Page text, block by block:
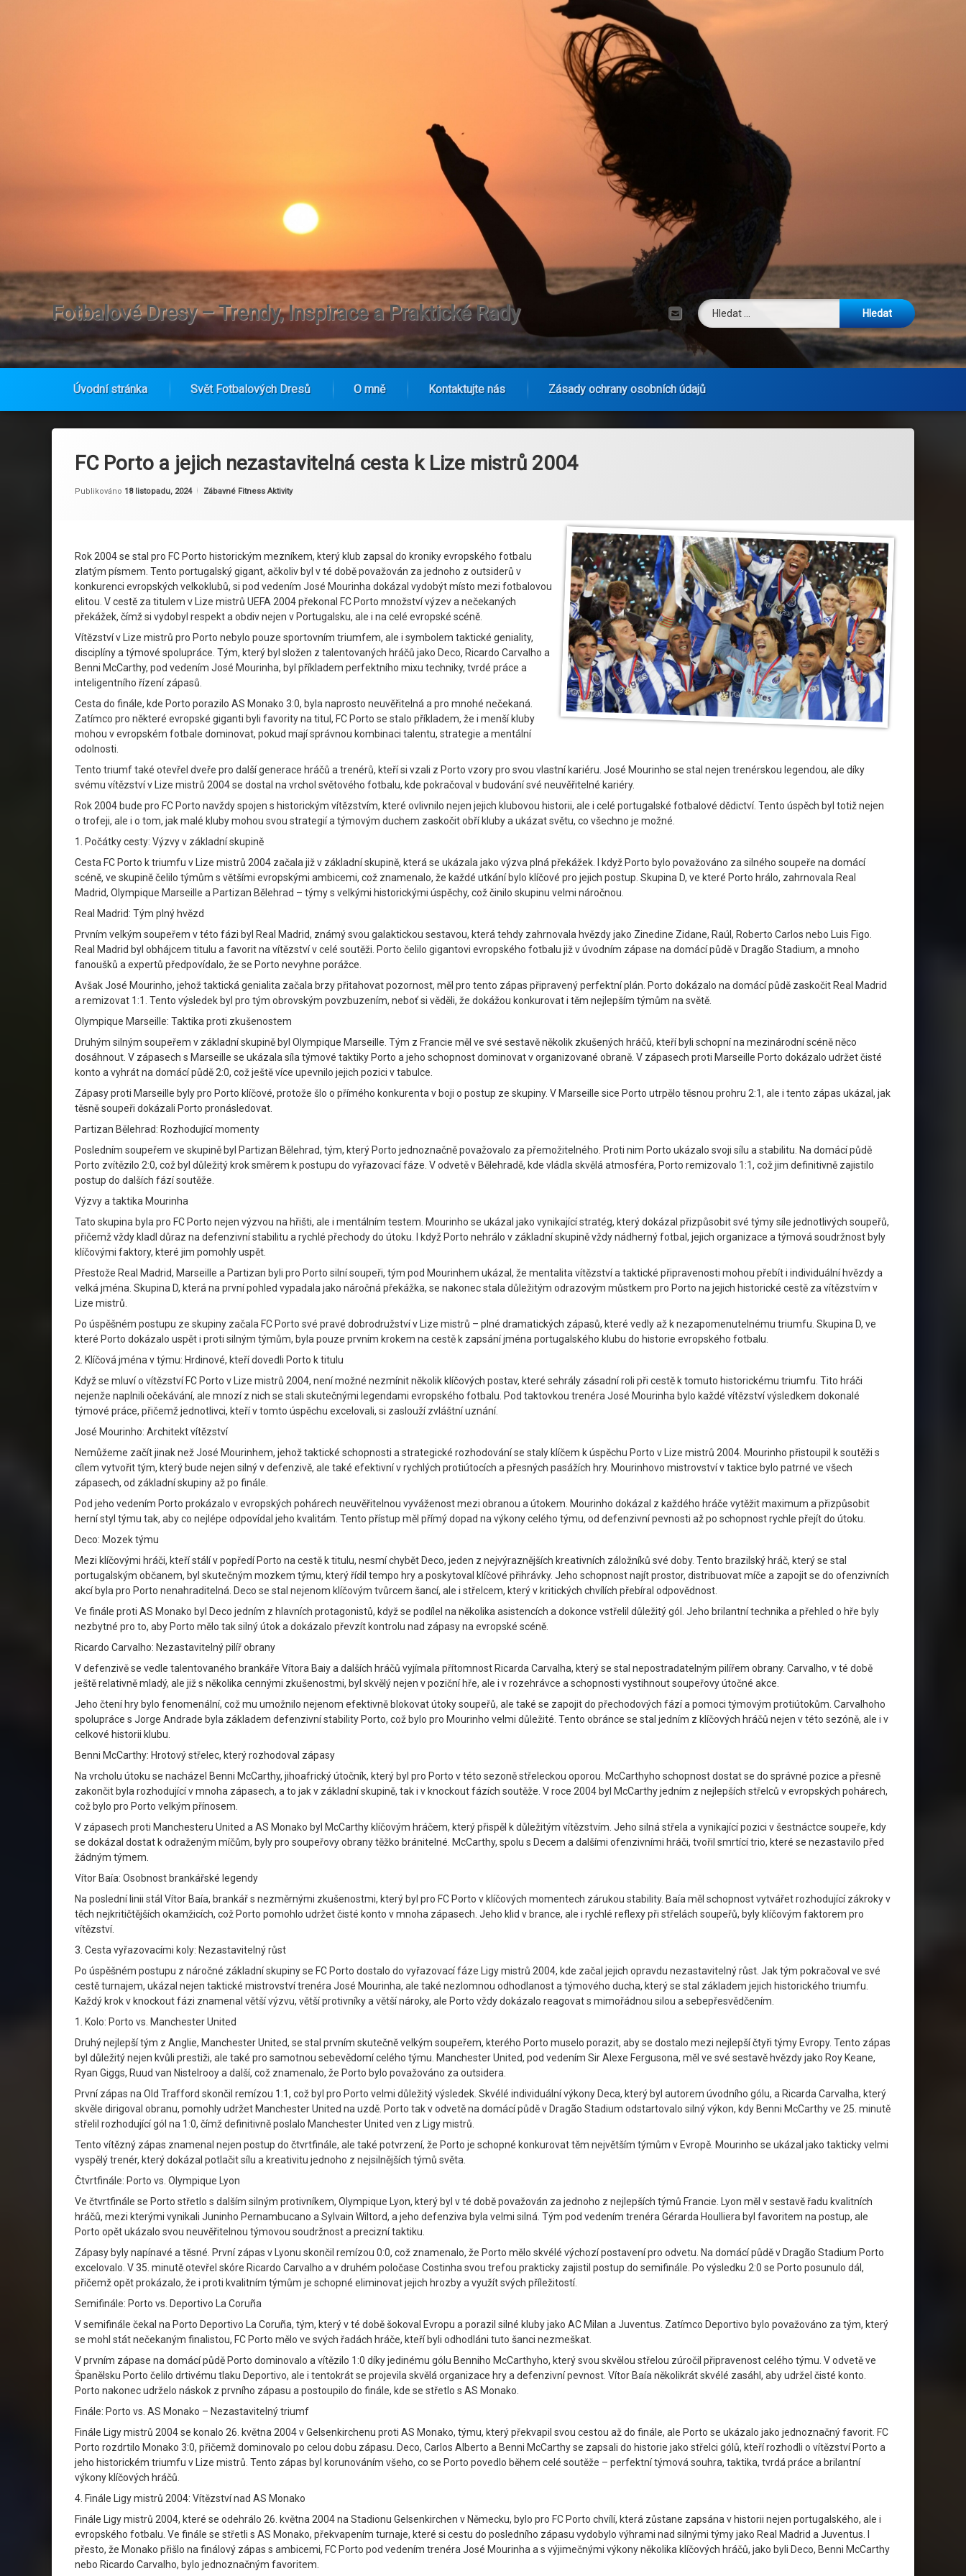
Fotbalové Dresy – Trendy, Inspirace a Praktické Rady Tel: E-mail
Vyhledávání
Úvodní stránka Svět Fotbalových Dresů O mně Kontaktujte nás Zásady ochrany osobních údajů
FC Porto a jejich nezastavitelná cesta k Lize mistrů 2004
Publikováno 18 listopadu, 2024
Od Ruby
Kategorie:
Zábavné Fitness Aktivity
Rok 2004 se stal pro FC Porto historickým mezníkem, který klub zapsal do kroniky evropského fotbalu
zlatým písmem. Tento portugalský gigant, ačkoliv byl v té době považován za jednoho z outsiderů v
konkurenci evropských velkoklubů, si pod vedením José Mourinha dokázal vydobýt místo mezi fotbalovou
elitou. V cestě za titulem v Lize mistrů UEFA 2004 překonal FC Porto množství výzev a nečekaných
překážek, čímž si vydobyl respekt a obdiv nejen v Portugalsku, ale i na celé evropské scéně.
Vítězství v Lize mistrů pro Porto nebylo pouze sportovním triumfem, ale i symbolem taktické geniality,
disciplíny a týmové spolupráce. Tým, který byl složen z talentovaných hráčů jako Deco, Ricardo Carvalho a
Benni McCarthy, pod vedením José Mourinha, byl příkladem perfektního mixu techniky, tvrdé práce a
inteligentního řízení zápasů.
Cesta do finále, kde Porto porazilo AS Monako 3:0, byla naprosto neuvěřitelná a pro mnohé nečekaná.
Zatímco pro některé evropské giganti byli favority na titul, FC Porto se stalo příkladem, že i menší kluby
mohou v evropském fotbale dominovat, pokud mají správnou kombinaci talentu, strategie a mentální
odolnosti.
Tento triumf také otevřel dveře pro další generace hráčů a trenérů, kteří si vzali z Porto vzory pro svou vlastní kariéru. José Mourinho se stal nejen trenérskou legendou, ale díky
svému vítězství v Lize mistrů 2004 se dostal na vrchol světového fotbalu, kde pokračoval v budování své neuvěřitelné kariéry.
Rok 2004 bude pro FC Porto navždy spojen s historickým vítězstvím, které ovlivnilo nejen jejich klubovou historii, ale i celé portugalské fotbalové dědictví. Tento úspěch byl totiž nejen
o trofeji, ale i o tom, jak malé kluby mohou svou strategií a týmovým duchem zaskočit obří kluby a ukázat světu, co všechno je možné.
1. Počátky cesty: Výzvy v základní skupině
Cesta FC Porto k triumfu v Lize mistrů 2004 začala již v základní skupině, která se ukázala jako výzva plná překážek. I když Porto bylo považováno za silného soupeře na domácí
scéně, ve skupině čelilo týmům s většími evropskými ambicemi, což znamenalo, že každé utkání bylo klíčové pro jejich postup. Skupina D, ve které Porto hrálo, zahrnovala Real
Madrid, Olympique Marseille a Partizan Bělehrad – týmy s velkými historickými úspěchy, což činilo skupinu velmi náročnou.
Real Madrid: Tým plný hvězd
Prvním velkým soupeřem v této fázi byl Real Madrid, známý svou galaktickou sestavou, která tehdy zahrnovala hvězdy jako Zinedine Zidane, Raúl, Roberto Carlos nebo Luis Figo.
Real Madrid byl obhájcem titulu a favorit na vítězství v celé soutěži. Porto čelilo gigantovi evropského fotbalu již v úvodním zápase na domácí půdě v Dragão Stadium, a mnoho
fanoušků a expertů předpovídalo, že se Porto nevyhne porážce.
Avšak José Mourinho, jehož taktická genialita začala brzy přitahovat pozornost, měl pro tento zápas připravený perfektní plán. Porto dokázalo na domácí půdě zaskočit Real Madrid
a remizovat 1:1. Tento výsledek byl pro tým obrovským povzbuzením, neboť si věděli, že dokážou konkurovat i těm nejlepším týmům na světě.
Olympique Marseille: Taktika proti zkušenostem
Druhým silným soupeřem v základní skupině byl Olympique Marseille. Tým z Francie měl ve své sestavě několik zkušených hráčů, kteří byli schopní na mezinárodní scéně něco
dosáhnout. V zápasech s Marseille se ukázala síla týmové taktiky Porto a jeho schopnost dominovat v organizované obraně. V zápasech proti Marseille Porto dokázalo udržet čisté
konto a vyhrát na domácí půdě 2:0, což ještě více upevnilo jejich pozici v tabulce.
Zápasy proti Marseille byly pro Porto klíčové, protože šlo o přímého konkurenta v boji o postup ze skupiny. V Marseille sice Porto utrpělo těsnou prohru 2:1, ale i tento zápas ukázal, jak
těsně soupeři dokázali Porto pronásledovat.
Partizan Bělehrad: Rozhodující momenty
Posledním soupeřem ve skupině byl Partizan Bělehrad, tým, který Porto jednoznačně považovalo za přemožitelného. Proti nim Porto ukázalo svoji sílu a stabilitu. Na domácí půdě
Porto zvítězilo 2:0, což byl důležitý krok směrem k postupu do vyřazovací fáze. V odvetě v Bělehradě, kde vládla skvělá atmosféra, Porto remizovalo 1:1, což jim definitivně zajistilo
postup do dalších fází soutěže.
Výzvy a taktika Mourinha
Tato skupina byla pro FC Porto nejen výzvou na hřišti, ale i mentálním testem. Mourinho se ukázal jako vynikající stratég, který dokázal přizpůsobit své týmy síle jednotlivých soupeřů,
přičemž vždy kladl důraz na defenzivní stabilitu a rychlé přechody do útoku. I když Porto nehrálo v základní skupině vždy nádherný fotbal, jejich organizace a týmová soudržnost byly
klíčovými faktory, které jim pomohly uspět.
Přestože Real Madrid, Marseille a Partizan byli pro Porto silní soupeři, tým pod Mourinhem ukázal, že mentalita vítězství a taktické připravenosti mohou přebít i individuální hvězdy a
velká jména. Skupina D, která na první pohled vypadala jako náročná překážka, se nakonec stala důležitým odrazovým můstkem pro Porto na jejich historické cestě za vítězstvím v
Lize mistrů.
Po úspěšném postupu ze skupiny začala FC Porto své pravé dobrodružství v Lize mistrů – plné dramatických zápasů, které vedly až k nezapomenutelnému triumfu. Skupina D, ve
které Porto dokázalo uspět i proti silným týmům, byla pouze prvním krokem na cestě k zapsání jména portugalského klubu do historie evropského fotbalu.
2. Klíčová jména v týmu: Hrdinové, kteří dovedli Porto k titulu
Když se mluví o vítězství FC Porto v Lize mistrů 2004, není možné nezmínit několik klíčových postav, které sehrály zásadní roli při cestě k tomuto historickému triumfu. Tito hráči
nejenže naplnili očekávání, ale mnozí z nich se stali skutečnými legendami evropského fotbalu. Pod taktovkou trenéra José Mourinha bylo každé vítězství výsledkem dokonalé
týmové práce, přičemž jednotlivci, kteří v tomto úspěchu excelovali, si zaslouží zvláštní uznání.
José Mourinho: Architekt vítězství
Nemůžeme začít jinak než José Mourinhem, jehož taktické schopnosti a strategické rozhodování se staly klíčem k úspěchu Porto v Lize mistrů 2004. Mourinho přistoupil k soutěži s
cílem vytvořit tým, který bude nejen silný v defenzivě, ale také efektivní v rychlých protiútocích a přesných pasážích hry. Mourinhovo mistrovství v taktice bylo patrné ve všech
zápasech, od základní skupiny až po finále.
Pod jeho vedením Porto prokázalo v evropských pohárech neuvěřitelnou vyváženost mezi obranou a útokem. Mourinho dokázal z každého hráče vytěžit maximum a přizpůsobit
herní styl týmu tak, aby co nejlépe odpovídal jeho kvalitám. Tento přístup měl přímý dopad na výkony celého týmu, od defenzivní pevnosti až po schopnost rychle přejít do útoku.
Deco: Mozek týmu
Mezi klíčovými hráči, kteří stálí v popředí Porto na cestě k titulu, nesmí chybět Deco, jeden z nejvýraznějších kreativních záložníků své doby. Tento brazilský hráč, který se stal
portugalským občanem, byl skutečným mozkem týmu, který řídil tempo hry a poskytoval klíčové přihrávky. Jeho schopnost najít prostor, distribuovat míče a zapojit se do ofenzivních
akcí byla pro Porto nenahraditelná. Deco se stal nejenom klíčovým tvůrcem šancí, ale i střelcem, který v kritických chvílích přebíral odpovědnost.
Ve finále proti AS Monako byl Deco jedním z hlavních protagonistů, když se podílel na několika asistencích a dokonce vstřelil důležitý gól. Jeho brilantní technika a přehled o hře byly
nezbytné pro to, aby Porto mělo tak silný útok a dokázalo převzít kontrolu nad zápasy na evropské scéně.
Ricardo Carvalho: Nezastavitelný pilíř obrany
V defenzivě se vedle talentovaného brankáře Vítora Baiy a dalších hráčů vyjímala přítomnost Ricarda Carvalha, který se stal nepostradatelným pilířem obrany. Carvalho, v té době
ještě relativně mladý, ale již s několika cennými zkušenostmi, byl skvělý nejen v poziční hře, ale i v rozehrávce a schopnosti vystihnout soupeřovy útočné akce.
Jeho čtení hry bylo fenomenální, což mu umožnilo nejenom efektivně blokovat útoky soupeřů, ale také se zapojit do přechodových fází a pomoci týmovým protiútokům. Carvalhoho
spolupráce s Jorge Andrade byla základem defenzivní stability Porto, což bylo pro Mourinho velmi důležité. Tento obránce se stal jedním z klíčových hráčů nejen v této sezóně, ale i v
celkové historii klubu.
Benni McCarthy: Hrotový střelec, který rozhodoval zápasy
Na vrcholu útoku se nacházel Benni McCarthy, jihoafrický útočník, který byl pro Porto v této sezoně střeleckou oporou. McCarthyho schopnost dostat se do správné pozice a přesně
zakončit byla rozhodující v mnoha zápasech, a to jak v základní skupině, tak i v knockout fázích soutěže. V roce 2004 byl McCarthy jedním z nejlepších střelců v evropských pohárech,
což bylo pro Porto velkým přínosem.
V zápasech proti Manchesteru United a AS Monako byl McCarthy klíčovým hráčem, který přispěl k důležitým vítězstvím. Jeho silná střela a vynikající pozici v šestnáctce soupeře, kdy
se dokázal dostat k odraženým míčům, byly pro soupeřovy obrany těžko bránitelné. McCarthy, spolu s Decem a dalšími ofenzivními hráči, tvořil smrtící trio, které se nezastavilo před
žádným týmem.
Vítor Baía: Osobnost brankářské legendy
Na poslední linii stál Vítor Baía, brankář s nezměrnými zkušenostmi, který byl pro FC Porto v klíčových momentech zárukou stability. Baía měl schopnost vytvářet rozhodující zákroky v
těch nejkritičtějších okamžicích, což Porto pomohlo udržet čisté konto v mnoha zápasech. Jeho klid v brance, ale i rychlé reflexy při střelách soupeřů, byly klíčovým faktorem pro
vítězství.
3. Cesta vyřazovacími koly: Nezastavitelný růst
Po úspěšném postupu z náročné základní skupiny se FC Porto dostalo do vyřazovací fáze Ligy mistrů 2004, kde začal jejich opravdu nezastavitelný růst. Jak tým pokračoval ve své
cestě turnajem, ukázal nejen taktické mistrovství trenéra José Mourinha, ale také nezlomnou odhodlanost a týmového ducha, který se stal základem jejich historického triumfu.
Každý krok v knockout fázi znamenal větší výzvu, větší protivníky a větší nároky, ale Porto vždy dokázalo reagovat s mimořádnou silou a sebepřesvědčením.
1. Kolo: Porto vs. Manchester United
Druhý nejlepší tým z Anglie, Manchester United, se stal prvním skutečně velkým soupeřem, kterého Porto muselo porazit, aby se dostalo mezi nejlepší čtyři týmy Evropy. Tento zápas
byl důležitý nejen kvůli prestiži, ale také pro samotnou sebevědomí celého týmu. Manchester United, pod vedením Sir Alexe Fergusona, měl ve své sestavě hvězdy jako Roy Keane,
Ryan Giggs, Ruud van Nistelrooy a další, což znamenalo, že Porto bylo považováno za outsidera.
První zápas na Old Trafford skončil remízou 1:1, což byl pro Porto velmi důležitý výsledek. Skvélé individuální výkony Deca, který byl autorem úvodního gólu, a Ricarda Carvalha, který
skvěle dirigoval obranu, pomohly udržet Manchester United na uzdě. Porto tak v odvetě na domácí půdě v Dragão Stadium odstartovalo silný výkon, kdy Benni McCarthy ve 25. minutě
střelil rozhodující gól na 1:0, čímž definitivně poslalo Manchester United ven z Ligy mistrů.
Tento vítězný zápas znamenal nejen postup do čtvrtfinále, ale také potvrzení, že Porto je schopné konkurovat těm největším týmům v Evropě. Mourinho se ukázal jako takticky velmi
vyspělý trenér, který dokázal potlačit sílu a kreativitu jednoho z nejsilnějších týmů světa.
Čtvrtfinále: Porto vs. Olympique Lyon
Ve čtvrtfinále se Porto střetlo s dalším silným protivníkem, Olympique Lyon, který byl v té době považován za jednoho z nejlepších týmů Francie. Lyon měl v sestavě řadu kvalitních
hráčů, mezi kterými vynikali Juninho Pernambucano a Sylvain Wiltord, a jeho defenziva byla velmi silná. Tým pod vedením trenéra Gérarda Houlliera byl favoritem na postup, ale
Porto opět ukázalo svou neuvěřitelnou týmovou soudržnost a precizní taktiku.
Zápasy byly napínavé a těsné. První zápas v Lyonu skončil remízou 0:0, což znamenalo, že Porto mělo skvélé výchozí postavení pro odvetu. Na domácí půdě v Dragão Stadium Porto
excelovalo. V 35. minutě otevřel skóre Ricardo Carvalho a v druhém poločase Costinha svou trefou prakticky zajistil postup do semifinále. Po výsledku 2:0 se Porto posunulo dál,
přičemž opět prokázalo, že i proti kvalitním týmům je schopné eliminovat jejich hrozby a využít svých příležitostí.
Semifinále: Porto vs. Deportivo La Coruña
V semifinále čekal na Porto Deportivo La Coruña, tým, který v té době šokoval Evropu a porazil silné kluby jako AC Milan a Juventus. Zatímco Deportivo bylo považováno za tým, který
se mohl stát nečekaným finalistou, FC Porto mělo ve svých řadách hráče, kteří byli odhodláni tuto šanci nezmeškat.
V prvním zápase na domácí půdě Porto dominovalo a vítězilo 1:0 díky jedinému gólu Benniho McCarthyho, který svou skvělou střelou zúročil připravenost celého týmu. V odvetě ve
Španělsku Porto čelilo drtivému tlaku Deportivo, ale i tentokrát se projevila skvělá organizace hry a defenzivní pevnost. Vítor Baía několikrát skvélé zasáhl, aby udržel čisté konto.
Porto nakonec udrželo náskok z prvního zápasu a postoupilo do finále, kde se střetlo s AS Monako.
Finále: Porto vs. AS Monako – Nezastavitelný triumf
Finále Ligy mistrů 2004 se konalo 26. května 2004 v Gelsenkirchenu proti AS Monako, týmu, který překvapil svou cestou až do finále, ale Porto se ukázalo jako jednoznačný favorit. FC
Porto rozdrtilo Monako 3:0, přičemž dominovalo po celou dobu zápasu. Deco, Carlos Alberto a Benni McCarthy se zapsali do historie jako střelci gólů, kteří rozhodli o vítězství Porto a
jeho historickém triumfu v Lize mistrů. Tento zápas byl korunováním všeho, co se Porto povedlo během celé soutěže – perfektní týmová souhra, taktika, tvrdá práce a brilantní
výkony klíčových hráčů.
4. Finále Ligy mistrů 2004: Vítězství nad AS Monako
Finále Ligy mistrů 2004, které se odehrálo 26. května 2004 na Stadionu Gelsenkirchen v Německu, bylo pro FC Porto chvílí, která zůstane zapsána v historii nejen portugalského, ale i
evropského fotbalu. Ve finále se střetli s AS Monako, překvapením turnaje, které si cestu do posledního zápasu vydobylo výhrami nad silnými týmy jako Real Madrid a Juventus. I
přesto, že Monako přišlo na finálový zápas s ambicemi, FC Porto pod vedením trenéra José Mourinha a s výjimečnými výkony několika klíčových hráčů, jako byli Deco, Benni McCarthy
nebo Ricardo Carvalho, bylo jednoznačným favoritem.